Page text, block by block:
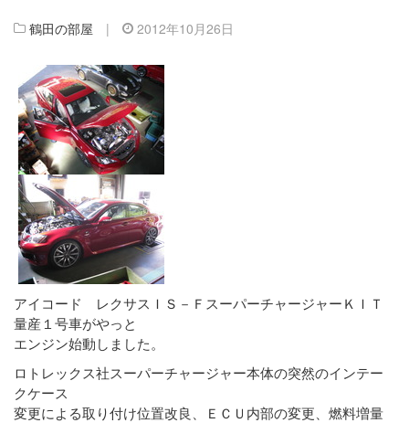
鶴田の部屋 | 2012年10月26日
アイコード レクサスＩＳ－ＦスーパーチャージャーＫＩＴ
量産１号車がやっと
エンジン始動しました。
ロトレックス社スーパーチャージャー本体の突然のインテー
クケース
変更による取り付け位置改良、ＥＣＵ内部の変更、燃料増量